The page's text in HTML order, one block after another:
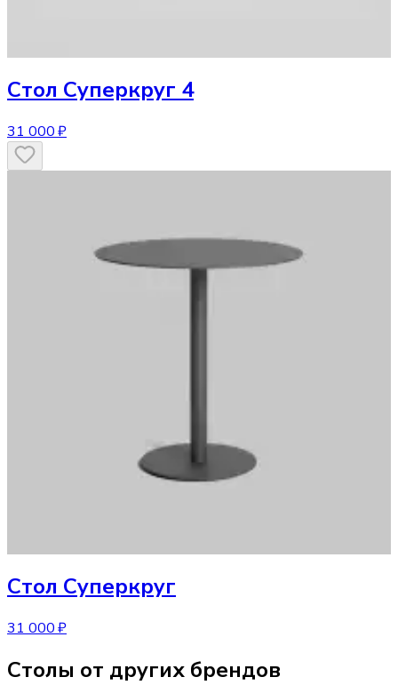
Стол Суперкруг 4
31 000 ₽
Стол Суперкруг
31 000 ₽
Столы от других брендов